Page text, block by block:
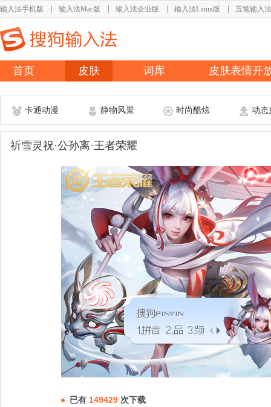
输入法手机版 输入法Mac版 输入法企业版 输入法Linux版 五笔输入法
首页 皮肤 词库 皮肤表情开
卡通动漫 静物风景 时尚酷炫 动态
祈雪灵祝·公孙离·王者荣耀
已有 149429 次下载